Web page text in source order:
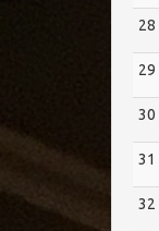
28
29
30
31
32